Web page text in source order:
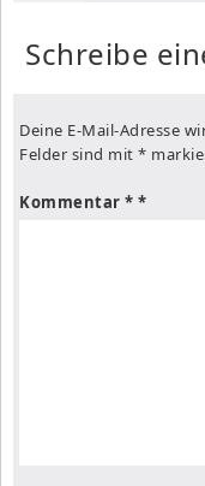
Schreibe
Deine E-Mail-Adresse
Felder sind mit *
Kommentar *